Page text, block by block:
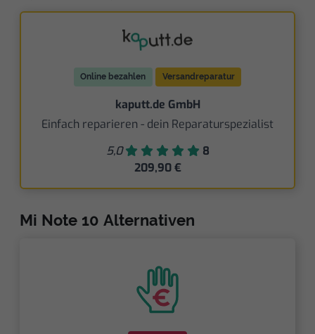
Online bezahlen Versandreparatur
kaputt.de GmbH
Einfach reparieren - dein Reparaturspezialist
5,0
8
209,90 €
Mi Note 10 Alternativen